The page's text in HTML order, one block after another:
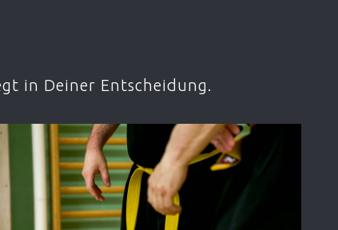
in Deiner Entscheidung.